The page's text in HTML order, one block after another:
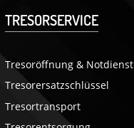
TRESORSERVICE
Tresoröffnung & Notdienst
Tresorersatzschlüssel
Tresortransport